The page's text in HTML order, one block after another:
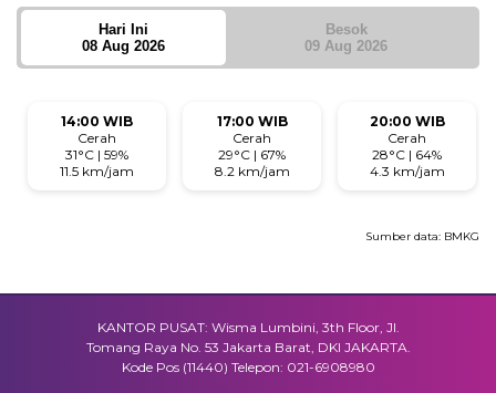
Hari Ini
08 Aug 2026
Besok
09 Aug 2026
14:00 WIB
Cerah
31°C | 59%
11.5 km/jam
17:00 WIB
Cerah
29°C | 67%
8.2 km/jam
20:00 WIB
Cerah
28°C | 64%
4.3 km/jam
Sumber data: BMKG
KANTOR PUSAT: Wisma Lumbini, 3th Floor, Jl.
Tomang Raya No. 53 Jakarta Barat, DKI JAKARTA.
Kode Pos (11440) Telepon: 021-6908980